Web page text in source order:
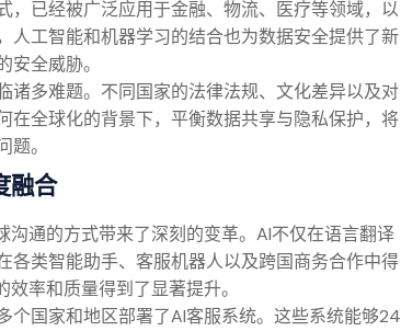
，已经被广泛应用于金融、物流、医疗等领域，以
人工智能和机器学习的结合也为数据安全提供了新
全威胁。
诸多难题。不同国家的法律法规、文化差异以及对
在全球化的背景下，平衡数据共享与隐私保护，将
。
融合
沟通的方式带来了深刻的变革。AI不仅在语言翻译
各类智能助手、客服机器人以及跨国商务合作中得
率和质量得到了显著提升。
个国家和地区部署了AI客服系统。这些系统能够24